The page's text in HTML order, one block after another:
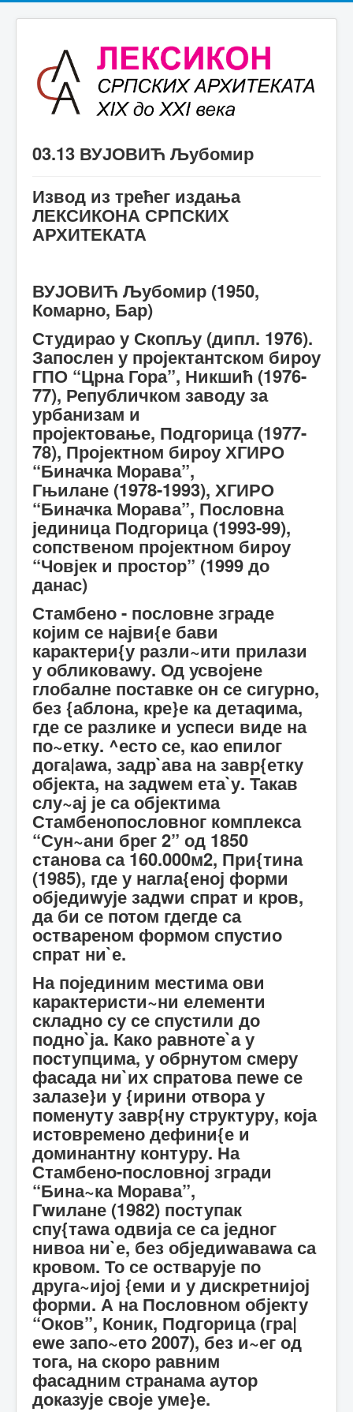
03.13 ВУЈОВИЋ Љубомир
Извод из трећег издања
ЛЕКСИКОНА СРПСКИХ
АРХИТЕКАТА
ВУЈОВИЋ Љубомир (1950,
Комарно, Бар)
Студирао у Скопљу (дипл. 1976).
Запослен у пројектантском бироу
ГПО “Црна Гора”, Никшић (1976-
77), Републичком заводу за
урбанизам и
пројектовање, Подгорица (1977-
78), Пројектном бироу ХГИРО
“Биначка Морава”,
Гњилане (1978-1993), ХГИРО
“Биначка Морава”, Пословна
јединица Подгорица (1993-99),
сопственом пројектном бироу
“Човјек и простор” (1999 до
данас)
Стамбено - пословне зграде
којим се најви{е бави
карактери{у разли~ити прилази
у обликоваwу. Од усвојене
глобалне поставке он се сигурно,
без {аблона, кре}е ка детаqима,
где се разлике и успеси виде на
по~етку. ^есто се, као епилог
дога|аwа, задр`ава на завр{етку
објекта, на задwем ета`у. Такав
слу~ај је са објектима
Стамбенопословног комплекса
“Сун~ани брег 2” од 1850
станова са 160.000м2, При{тина
(1985), где у нагла{еној форми
обједиwује задwи спрат и кров,
да би се потом гдегде са
оствареном формом спустио
спрат ни`е.
На појединим местима ови
карактеристи~ни елементи
складно су се спустили до
подно`ја. Како равноте`а у
поступцима, у обрнутом смеру
фасада ни`их спратова пеwе се
залазе}и у {ирини отвора у
поменуту завр{ну структуру, која
истовремено дефини{е и
доминантну контуру. На
Стамбено-пословној згради
“Бина~ка Морава”,
Гwилане (1982) поступак
спу{таwа одвија се са једног
нивоа ни`е, без обједиwаваwа са
кровом. То се остварује по
друга~ијој {еми и у дискретнијој
форми. А на Пословном објекту
“Оков”, Коник, Подгорица (гра|
еwе запо~ето 2007), без и~ег од
тога, на скоро равним
фасадним странама аутор
доказује своје уме}е.